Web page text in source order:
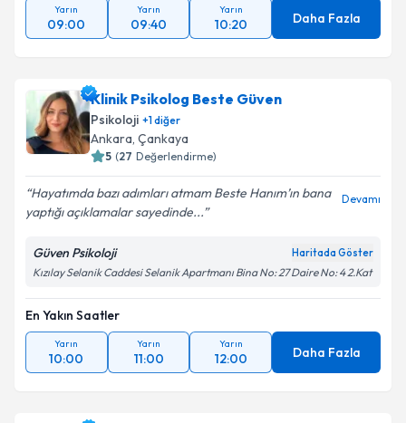
Yarın
09:00
Yarın
09:40
Yarın
10:20 Daha Fazla
Klinik Psikolog Beste Güven
Psikoloji +1diğer
Ankara, Çankaya
5 (27 Değerlendirme)
Hayatımda bazı adımları atmam Beste Hanım’ın bana
yaptığı açıklamalar sayedinde...
Devamı
Güven Psikoloji Haritada Göster
Kızılay Selanik Caddesi Selanik Apartmanı Bina No: 27 Daire No: 4 2.Kat
En Yakın Saatler
Yarın
10:00
Yarın
11:00
Yarın
12:00 Daha Fazla